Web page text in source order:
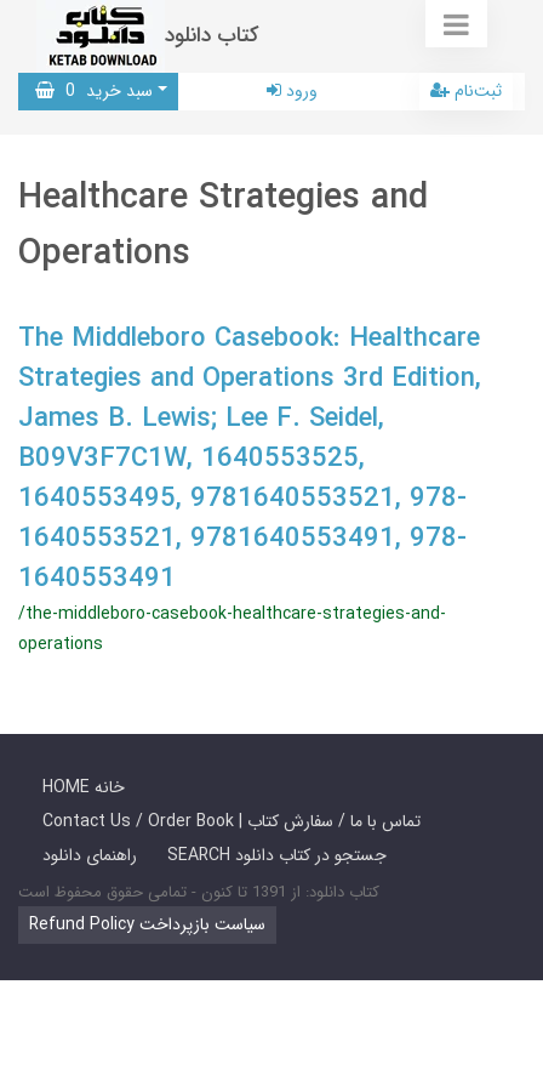
کتاب دانلود
سبد خرید 0 ورود ثبت‌نام
Healthcare Strategies and
Operations
The Middleboro Casebook: Healthcare
Strategies and Operations 3rd Edition,
James B. Lewis; Lee F. Seidel,
B09V3F7C1W, 1640553525,
1640553495, 9781640553521, 978-
1640553521, 9781640553491, 978-
1640553491
/the-middleboro-casebook-healthcare-strategies-and-
operations
HOME خانه
Contact Us / Order Book | تماس با ما / سفارش کتاب
راهنمای دانلود
SEARCH جستجو در کتاب دانلود
کتاب دانلود: از 1391 تا کنون - تمامی حقوق محفوظ است
Refund Policy سیاست بازپرداخت